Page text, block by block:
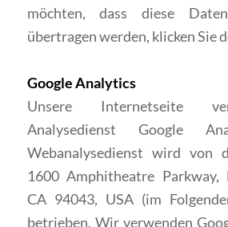
möchten, dass diese
übertragen werden, klicken Sie
Google Analytics
Unsere Internetseite
Analysedienst Google
Webanalysedienst wird von
1600 Amphitheatre
CA 94043, USA (im
betrieben. Wir verwenden